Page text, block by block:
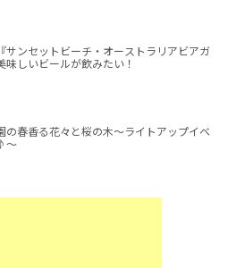
ンセットビーチ・オーストラリアビアガ
味しいビールが飲みたい！
の春香る花々と桜の木～ライトアップイベ
～